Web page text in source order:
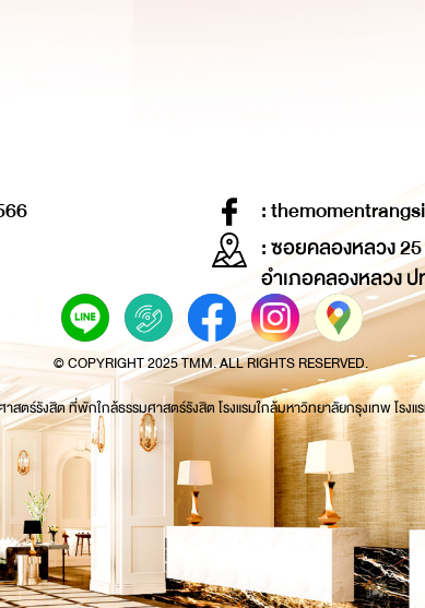
:
: ซอยคลองหลวง
อำเภอคลองหลวง
© COPYRIGHT 2025 TMM. ALL RIGHTS RESERVED.
าสตร์รังสิต ที่พักใกล้ธรรมศาสตร์รังสิต โรงแรมใกล้มหาวิทยาลัยกรุงเทพ โรง